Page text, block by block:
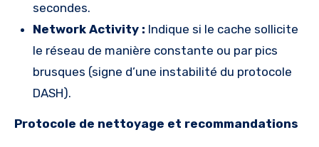
secondes.
Network Activity : Indique si le cache sollicite
le réseau de manière constante ou par pics
brusques (signe d’une instabilité du protocole
DASH).
Protocole de nettoyage et recommandations